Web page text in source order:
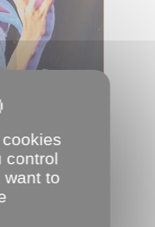
Verne et
carte
la...
control
want to